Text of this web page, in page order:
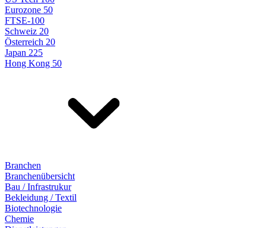
Eurozone 50
FTSE-100
Schweiz 20
Österreich 20
Japan 225
Hong Kong 50
Branchen
Branchenübersicht
Bau / Infrastrukur
Bekleidung / Textil
Biotechnologie
Chemie